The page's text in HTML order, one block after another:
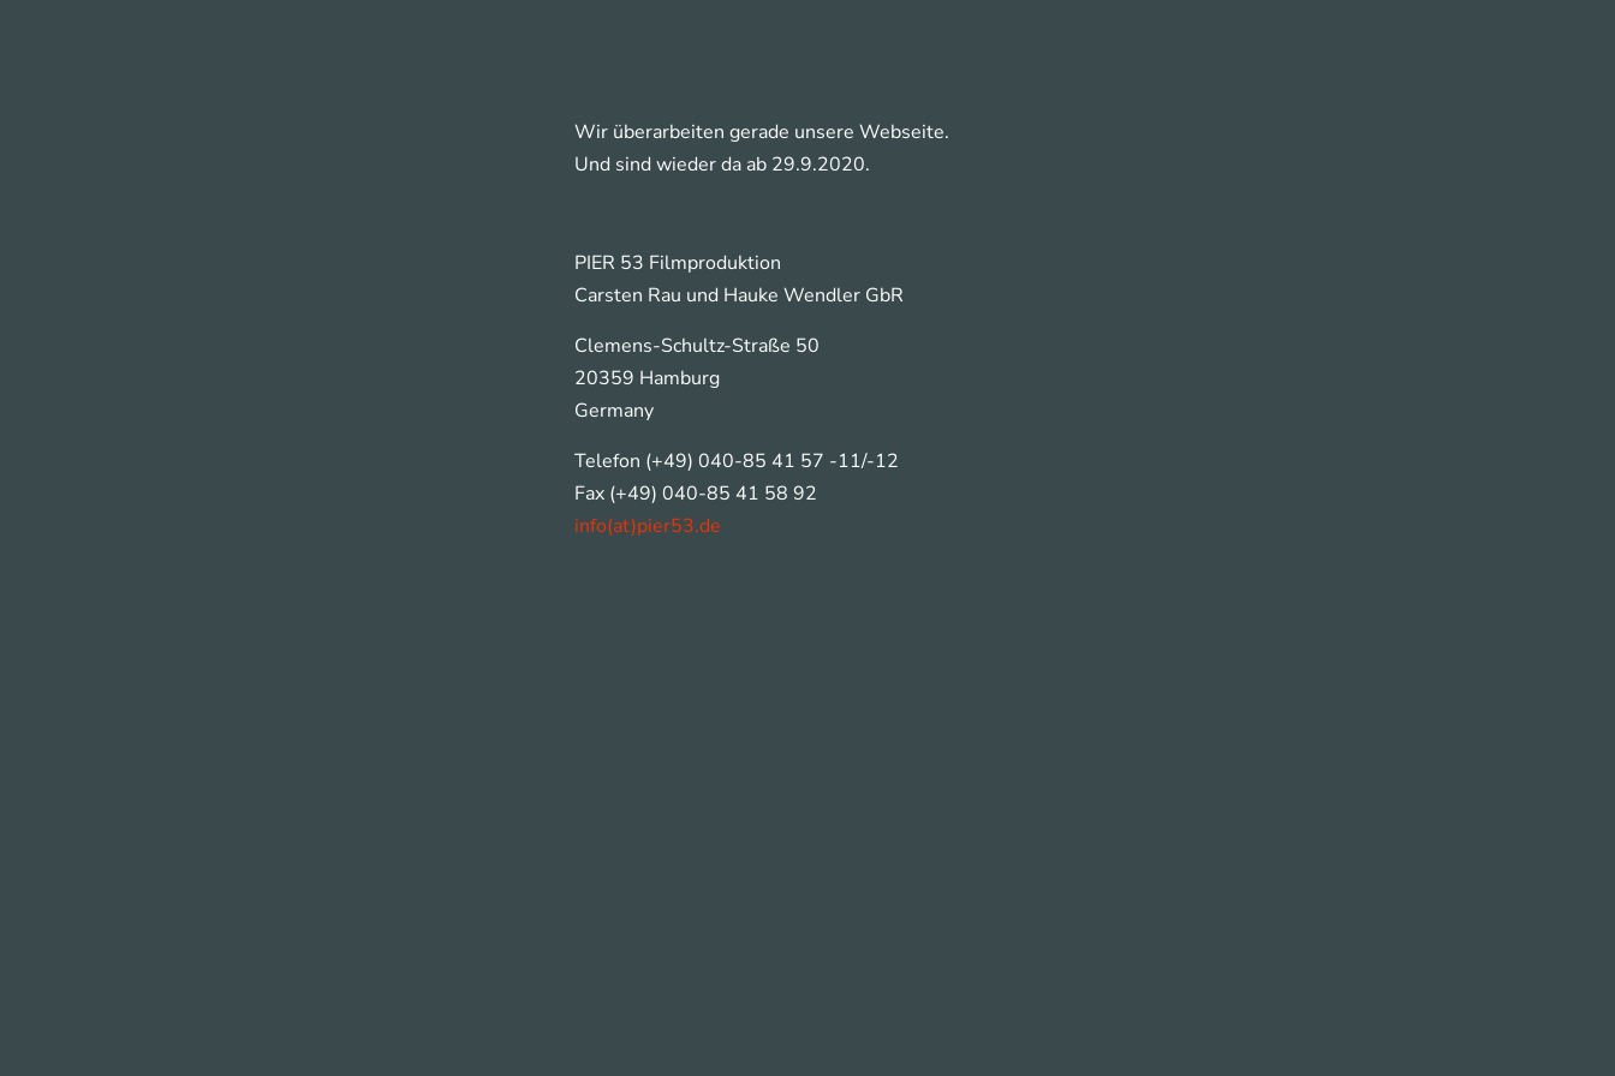
Wir überarbeiten gerade unsere Webseite.
Und sind wieder da ab 29.9.2020.
PIER 53 Filmproduktion
Carsten Rau und Hauke Wendler GbR
Clemens-Schultz-Straße 50
20359 Hamburg
Germany
Telefon (+49) 040-85 41 57 -11/-12
Fax (+49) 040-85 41 58 92
info(at)pier53.de